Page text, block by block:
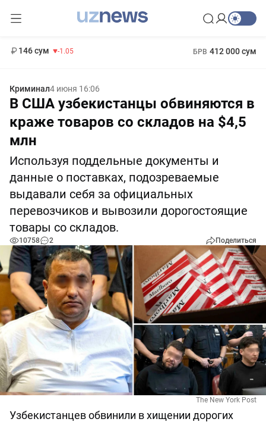
146 сум -1.05 БРВ 412 000 сум
Криминал4 июня 16:06
В США узбекистанцы обвиняются в
краже товаров со складов на $4,5
млн
Используя поддельные документы и
данные о поставках, подозреваемые
выдавали себя за официальных
перевозчиков и вывозили дорогостоящие
товары со складов.
10758 2 Поделиться
The New York Post
Узбекистанцев обвинили в хищении дорогих